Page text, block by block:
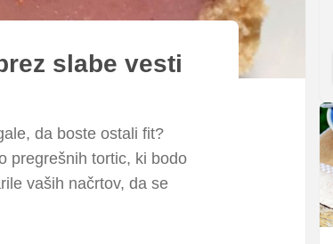
slabe vesti
da boste ostali fit?
pregrešnih tortic, ki bodo
vaših načrtov, da se